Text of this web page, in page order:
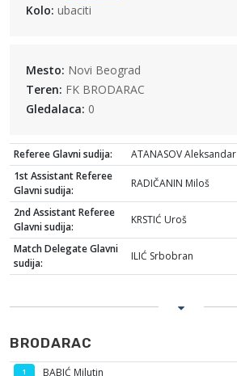
Kolo: ubaciti
Mesto: Novi Beograd
Teren: FK BRODARAC
Gledalaca: 0
Referee Glavni sudija:
ATANASOV Aleksandar
1st Assistant Referee
Glavni sudija:
RADIČANIN Miloš
2nd Assistant Referee
Glavni sudija:
KRSTIĆ Uroš
Match Delegate Glavni
sudija:
ILIĆ Srbobran
BRODARAC
1 BABIĆ Milutin